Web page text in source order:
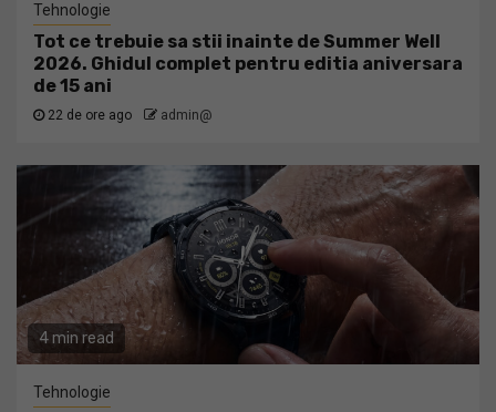
Tehnologie
Tot ce trebuie sa stii inainte de Summer Well
2026. Ghidul complet pentru editia aniversara
de 15 ani
22 de ore ago admin@
4 min read
Tehnologie